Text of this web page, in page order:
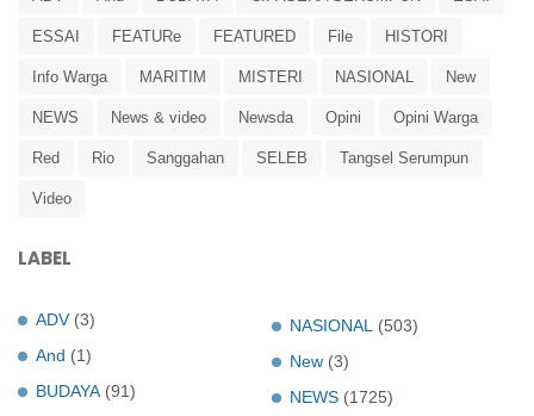
ESSAI FEATURe FEATURED File HISTORI
Info Warga MARITIM MISTERI NASIONAL New
NEWS News & video Newsda Opini Opini Warga
Red Rio Sanggahan SELEB Tangsel Serumpun
Video
LABEL
ADV (3)
And (1)
BUDAYA (91)
NASIONAL
(503)
New (3)
NEWS (1725)